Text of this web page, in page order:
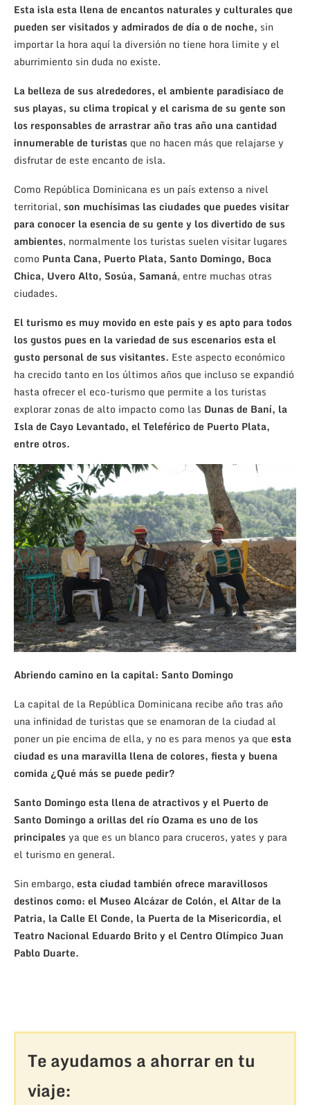
Esta isla esta llena de encantos naturales y culturales que
pueden ser visitados y admirados de día o de noche, sin
importar la hora aquí la diversión no tiene hora limite y el
aburrimiento sin duda no existe.
La belleza de sus alrededores, el ambiente paradisíaco de
sus playas, su clima tropical y el carisma de su gente son
los responsables de arrastrar año tras año una cantidad
innumerable de turistas que no hacen más que relajarse y
disfrutar de este encanto de isla.
Como República Dominicana es un país extenso a nivel
territorial, son muchísimas las ciudades que puedes visitar
para conocer la esencia de su gente y los divertido de sus
ambientes, normalmente los turistas suelen visitar lugares
como Punta Cana, Puerto Plata, Santo Domingo, Boca
Chica, Uvero Alto, Sosúa, Samaná, entre muchas otras
ciudades.
El turismo es muy movido en este país y es apto para todos
los gustos pues en la variedad de sus escenarios esta el
gusto personal de sus visitantes. Este aspecto económico
ha crecido tanto en los últimos años que incluso se expandió
hasta ofrecer el eco-turismo que permite a los turistas
explorar zonas de alto impacto como las Dunas de Baní, la
Isla de Cayo Levantado, el Teleférico de Puerto Plata,
entre otros.
Abriendo camino en la capital: Santo Domingo
La capital de la República Dominicana recibe año tras año
una infinidad de turistas que se enamoran de la ciudad al
poner un pie encima de ella, y no es para menos ya que esta
ciudad es una maravilla llena de colores, fiesta y buena
comida ¿Qué más se puede pedir?
Santo Domingo esta llena de atractivos y el Puerto de
Santo Domingo a orillas del río Ozama es uno de los
principalesya que es un blanco para cruceros, yates y para
el turismo en general.
Sin embargo, esta ciudad también ofrece maravillosos
destinos como: el Museo Alcázar de Colón, el Altar de la
Patria, la Calle El Conde, la Puerta de la Misericordia, el
Teatro Nacional Eduardo Brito y el Centro Olímpico Juan
Pablo Duarte.
Te ayudamos a ahorrar en tu
viaje: